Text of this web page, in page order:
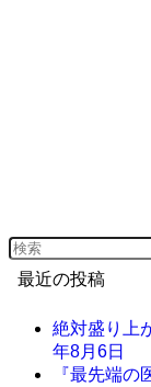
最近の投稿
絶対盛り上
年8月6日
『最先端